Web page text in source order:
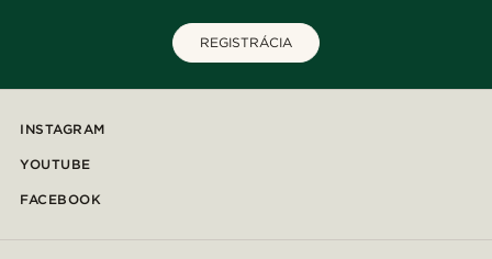
REGISTRÁCIA
INSTAGRAM
YOUTUBE
FACEBOOK